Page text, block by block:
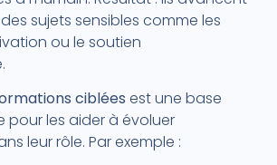
sujets sensibles comme les
ou le soutien
ciblées est une base
pour les aider à évoluer
leur rôle. Par exemple :